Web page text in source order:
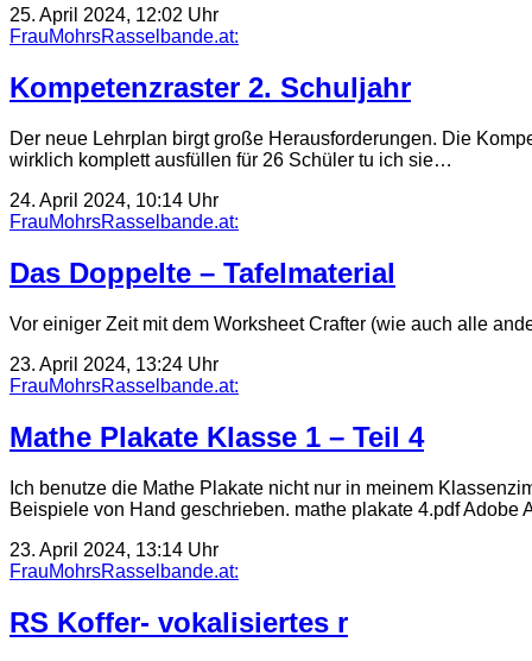
25. April 2024, 12:02 Uhr
FrauMohrsRasselbande.at:
Kompetenzraster 2. Schuljahr
Der neue Lehrplan birgt große Herausforderungen. Die
wirklich komplett ausfüllen für 26 Schüler tu ich sie…
24. April 2024, 10:14 Uhr
FrauMohrsRasselbande.at:
Das Doppelte – Tafelmaterial
Vor einiger Zeit mit dem Worksheet Crafter (wie auch alle
23. April 2024, 13:24 Uhr
FrauMohrsRasselbande.at:
Mathe Plakate Klasse 1 – Teil 4
Ich benutze die Mathe Plakate nicht nur in meinem
Beispiele von Hand geschrieben. mathe plakate 4.pdf Adobe
23. April 2024, 13:14 Uhr
FrauMohrsRasselbande.at:
RS Koffer- vokalisiertes r